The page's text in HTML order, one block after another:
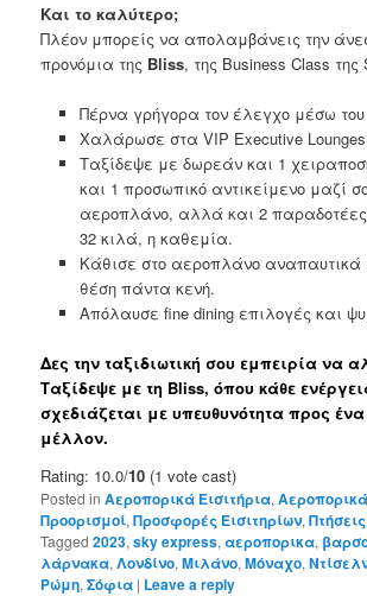
Και το καλύτερο;
Πλέον μπορείς να απολαμβάνεις την
προνόμια της Bliss, της Business Class της
Πέρνα γρήγορα τον έλεγχο μέσω του
Χαλάρωσε στα VIP Executive
Ταξίδεψε με δωρεάν και 1
και 1 προσωπικό αντικείμενο μαζί
αεροπλάνο, αλλά και 2
32 κιλά, η καθεμία.
Κάθισε στο αεροπλάνο αναπαυτικά
θέση πάντα κενή.
Απόλαυσε fine dining επιλογές και
Δες την ταξιδιωτική σου εμπειρία να
Ταξίδεψε με τη Bliss, όπου κάθε
σχεδιάζεται με υπευθυνότητα προς
μέλλον.
Rating: 10.0/10 (1 vote cast)
Posted in Αεροπορικά Εισιτήρια,
Προορισμοί,Προσφορές Εισιτηρίων,
Tagged 2023,sky express,αεροπορικα,
λάρνακα,Λονδίνο,Μιλάνο,Μόναχο,
Ρώμη,Σόφια | Leave a reply